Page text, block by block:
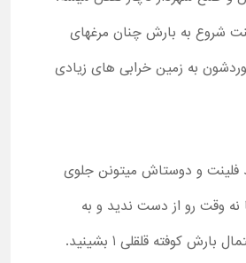
شروع به بارش چنان مرغهای
به زمین خرابی های زیادی
فلینت و دوستاش میتونن جلوی
نه وقت رو از دست ندید و به
کوفته قلقلی 1 بشینید.